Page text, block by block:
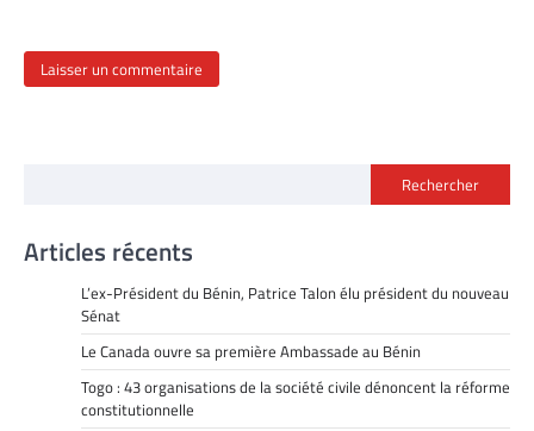
Rechercher
Articles récents
L’ex-Président du Bénin, Patrice Talon élu président du nouveau
Sénat
Le Canada ouvre sa première Ambassade au Bénin
Togo : 43 organisations de la société civile dénoncent la réforme
constitutionnelle